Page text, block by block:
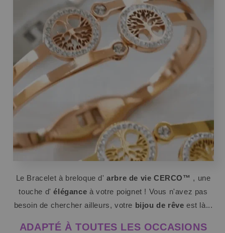
Le Bracelet à breloque d'arbre de vieCERCO™ , une
touche d'élégance à votre poignet ! Vous n'avez pas
besoin de chercher ailleurs, votre bijou de rêve est là...
ADAPTÉ À TOUTES LES OCCASIONS